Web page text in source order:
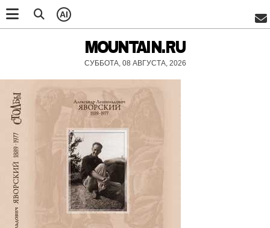
AI
MOUNTAIN.RU
СУББОТА, 08 АВГУСТА, 2026